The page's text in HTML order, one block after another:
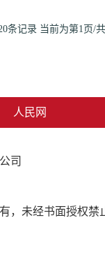
条记录 当前为第1页/
人民网
司
，未经书面授权禁